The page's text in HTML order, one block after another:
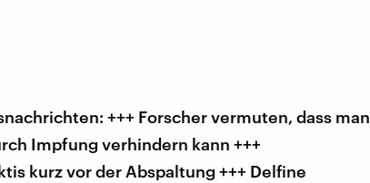
+++ Forscher vermuten, dass man
Impfung verhindern kann +++
kurz vor der Abspaltung +++ Delfine